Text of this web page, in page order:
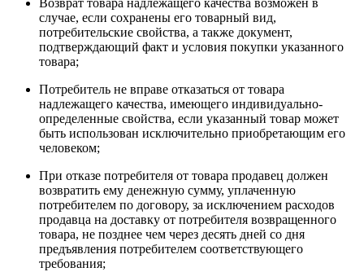
Возврат товара надлежащего качества возможен в
случае, если сохранены его товарный вид,
потребительские свойства, а также документ,
подтверждающий факт и условия покупки указанного
товара;
Потребитель не вправе отказаться от товара
надлежащего качества, имеющего индивидуально-
определенные свойства, если указанный товар может
быть использован исключительно приобретающим его
человеком;
При отказе потребителя от товара продавец должен
возвратить ему денежную сумму, уплаченную
потребителем по договору, за исключением расходов
продавца на доставку от потребителя возвращенного
товара, не позднее чем через десять дней со дня
предъявления потребителем соответствующего
требования;